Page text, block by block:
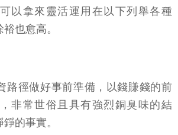
以拿來靈活運用在以下列舉各種
也愈高。
路徑做好事前準備，以錢賺錢的前
非常世俗且具有強烈銅臭味的結
的事實。